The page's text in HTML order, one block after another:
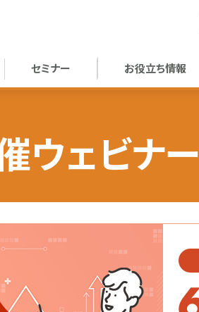
セミナー お役立ち情報
ウェビナー